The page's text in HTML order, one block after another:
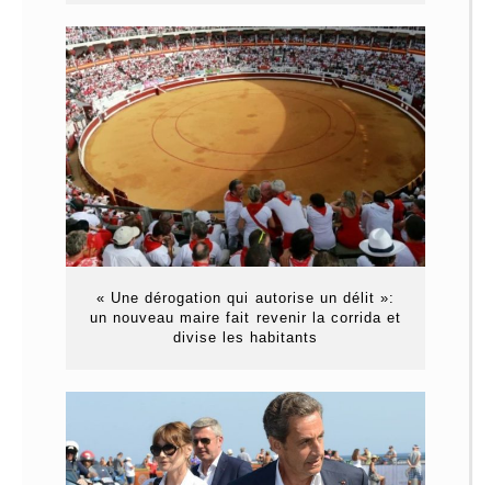
« Une dérogation qui autorise un délit »:
un nouveau maire fait revenir la corrida et
divise les habitants